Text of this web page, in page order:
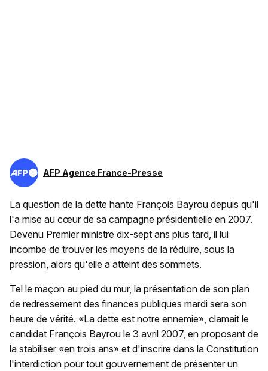
AFP Agence France-Presse
La question de la dette hante François Bayrou depuis qu'il
l'a mise au cœur de sa campagne présidentielle en 2007.
Devenu Premier ministre dix-sept ans plus tard, il lui
incombe de trouver les moyens de la réduire, sous la
pression, alors qu'elle a atteint des sommets.
Tel le maçon au pied du mur, la présentation de son plan
de redressement des finances publiques mardi sera son
heure de vérité. «La dette est notre ennemie», clamait le
candidat François Bayrou le 3 avril 2007, en proposant de
la stabiliser «en trois ans» et d'inscrire dans la Constitution
l'interdiction pour tout gouvernement de présenter un